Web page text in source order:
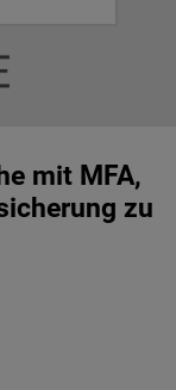
mit MFA,
zu